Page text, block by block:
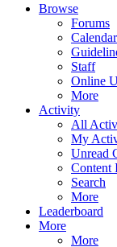
Browse
Forums
Calendar
Staff
Online
More
Activity
All
My
Unread
Content
Search
More
Leaderboard
More
More